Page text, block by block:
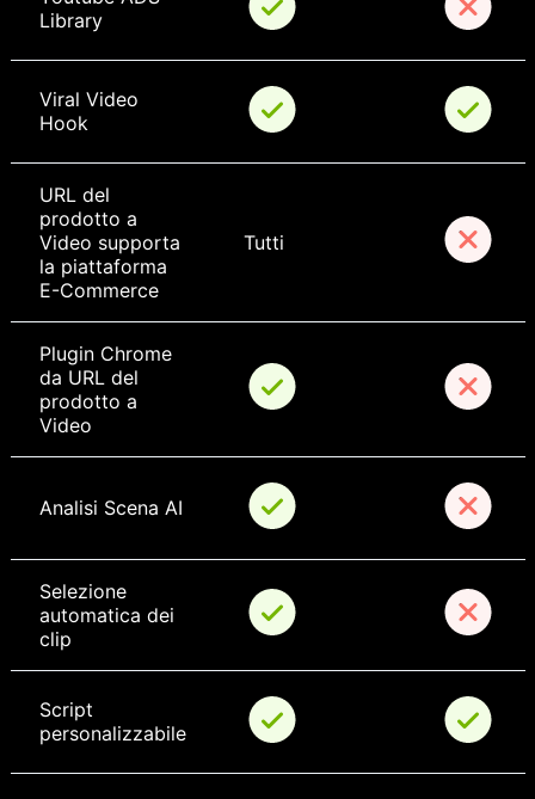
Library
Viral Video
Hook
URL del
prodotto a
Video supporta
la piattaforma
E-Commerce
Tutti
Plugin Chrome
da URL del
prodotto a
Video
Analisi Scena AI
Selezione
automatica dei
clip
Script
personalizzabile